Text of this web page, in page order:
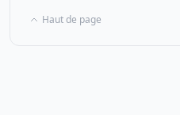
Haut de page